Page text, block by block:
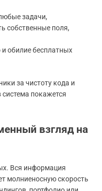
задачи,
собственные поля,
обилие бесплатных
за чистоту кода и
покажется
взгляд на
Вся информация
молниеносную скорость